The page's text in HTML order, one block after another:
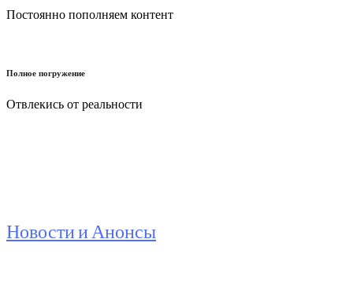
Постоянно пополняем контент
Полное погружение
Отвлекись от реальности
Новости и Анонсы